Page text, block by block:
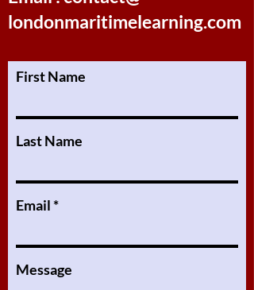
londonmaritimelearning.com
First Name
Last Name
Email
Message